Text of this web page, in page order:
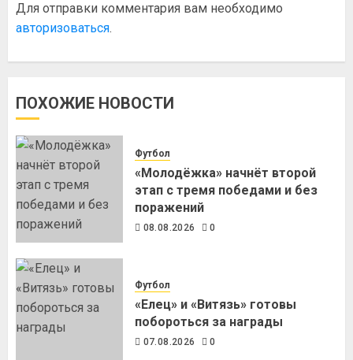
Для отправки комментария вам необходимо
авторизоваться.
ПОХОЖИЕ НОВОСТИ
Футбол
«Молодёжка» начнёт второй
этап с тремя победами и без
поражений
08.08.2026 0
Футбол
«Елец» и «Витязь» готовы
побороться за награды
07.08.2026 0